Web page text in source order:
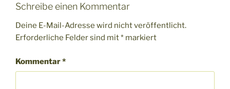
Schreibe einen Kommentar
Deine E-Mail-Adresse wird nicht veröffentlicht.
Erforderliche Felder sind mit* markiert
Kommentar*